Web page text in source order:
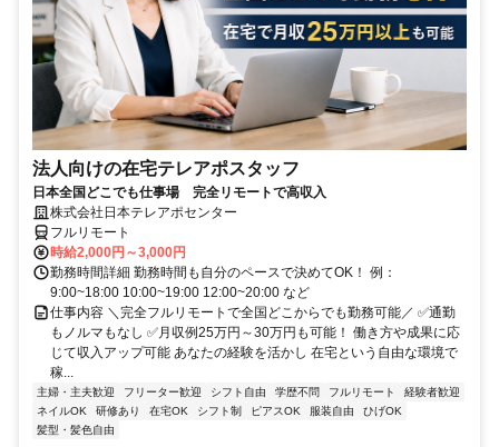
法人向けの在宅テレアポスタッフ
日本全国どこでも仕事場 完全リモートで高収入
株式会社日本テレアポセンター
フルリモート
時給2,000円～3,000円
勤務時間詳細 勤務時間も自分のペースで決めてOK！ 例：
9:00~18:00 10:00~19:00 12:00~20:00 など
仕事内容 ＼完全フルリモートで全国どこからでも勤務可能／ ✅通勤
もノルマもなし ✅月収例25万円～30万円も可能！ 働き方や成果に応
じて収入アップ可能 あなたの経験を活かし 在宅という自由な環境で
稼...
主婦・主夫歓迎 フリーター歓迎 シフト自由 学歴不問 フルリモート
経験者歓迎
ネイルOK
研修あり 在宅OK シフト制 ピアスOK 服装自由
ひげOK
髪型・髪色自由